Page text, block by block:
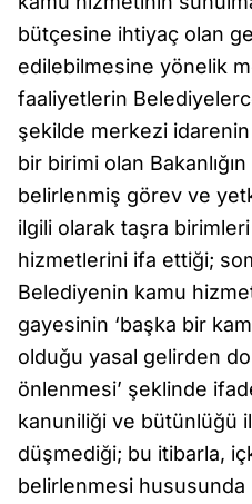
bütçesine ihtiyaç olan
edilebilmesine yönelik
faaliyetlerin
şekilde merkezi
bir birimi olan
belirlenmiş görev ve
ilgili olarak taşra birimleri
hizmetlerini ifa ettiği;
Belediyenin kamu
gayesinin ‘başka bir
olduğu yasal gelirden
önlenmesi’ şeklinde
kanuniliği ve bütünlüğü
düşmediği; bu itibarla,
belirlenmesi